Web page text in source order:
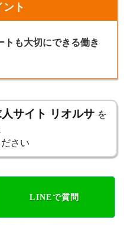
ト
も大切にできる働き
サイト リオルサ を
さい
LINEで質問